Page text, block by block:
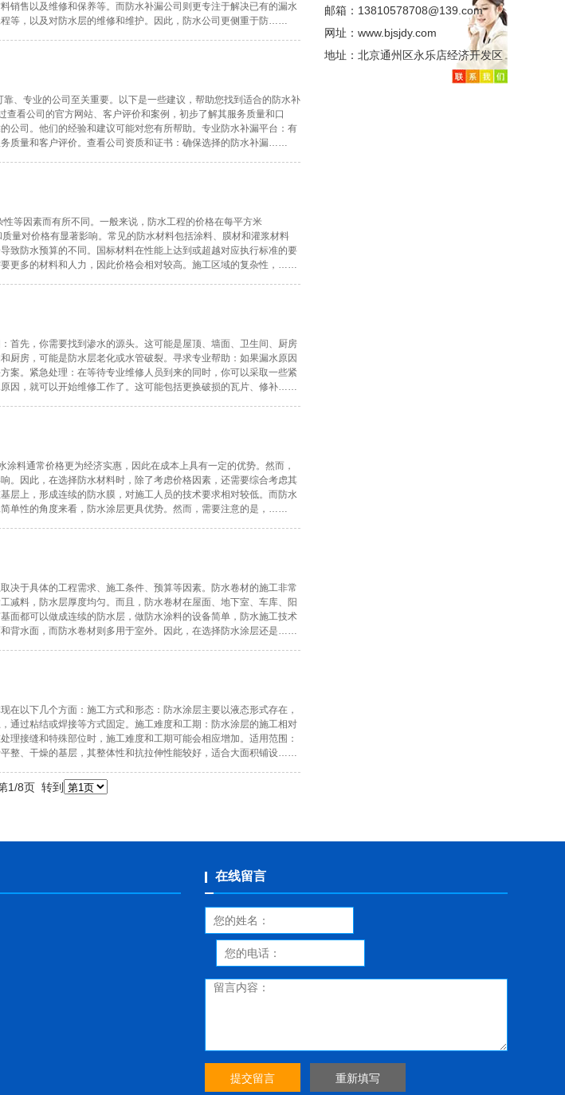
销售以及维修和保养等。而防水补漏公司则更专注于解决已有的漏水
等，以及对防水层的维修和维护。因此，防水公司更侧重于防……
、专业的公司至关重要。以下是一些建议，帮助您找到适合的防水补
看公司的官方网站、客户评价和案例，初步了解其服务质量和口
公司。他们的经验和建议可能对您有所帮助。专业防水补漏平台：有
质量和客户评价。查看公司资质和证书：确保选择的防水补漏……
等因素而有所不同。一般来说，防水工程的价格在每平方米
量对价格有显著影响。常见的防水材料包括涂料、膜材和灌浆材料
致防水预算的不同。国标材料在性能上达到或超越对应执行标准的要
更多的材料和人力，因此价格会相对较高。施工区域的复杂性，……
首先，你需要找到渗水的源头。这可能是屋顶、墙面、卫生间、厨房
厨房，可能是防水层老化或水管破裂。寻求专业帮助：如果漏水原因
案。紧急处理：在等待专业维修人员到来的同时，你可以采取一些紧
因，就可以开始维修工作了。这可能包括更换破损的瓦片、修补……
料通常价格更为经济实惠，因此在成本上具有一定的优势。然而，
。因此，在选择防水材料时，除了考虑价格因素，还需要综合考虑其
层上，形成连续的防水膜，对施工人员的技术要求相对较低。而防水
单性的角度来看，防水涂层更具优势。然而，需要注意的是，……
决于具体的工程需求、施工条件、预算等因素。防水卷材的施工非常
减料，防水层厚度均匀。而且，防水卷材在屋面、地下室、车库、阳
面都可以做成连续的防水层，做防水涂料的设备简单，防水施工技术
背水面，而防水卷材则多用于室外。因此，在选择防水涂层还是……
以下几个方面：施工方式和形态：防水涂层主要以液态形式存在，
通过粘结或焊接等方式固定。施工难度和工期：防水涂层的施工相对
接缝和特殊部位时，施工难度和工期可能会相应增加。适用范围：
整、干燥的基层，其整体性和抗拉伸性能较好，适合大面积铺设……
1/8页 转到
邮箱：13810578708@139.com
网址：www.bjsjdy.com
地址：北京通州区永乐店经济开发区
在线留言